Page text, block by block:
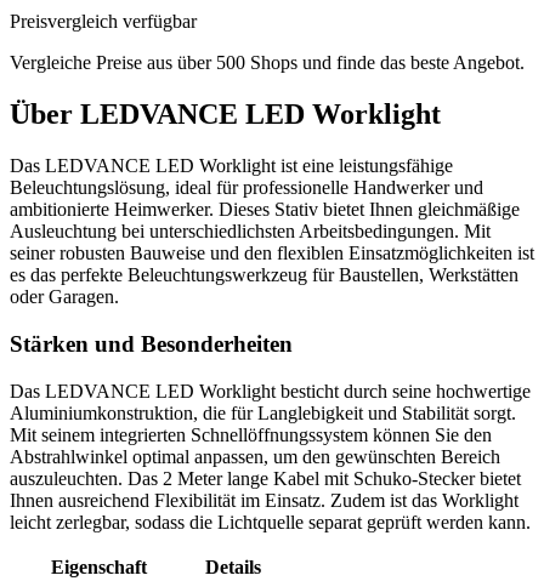
Preisvergleich verfügbar
Vergleiche Preise aus über 500 Shops und finde das beste Angebot.
Über LEDVANCE LED Worklight
Das LEDVANCE LED Worklight ist eine leistungsfähige
Beleuchtungslösung, ideal für professionelle Handwerker und
ambitionierte Heimwerker. Dieses Stativ bietet Ihnen gleichmäßige
Ausleuchtung bei unterschiedlichsten Arbeitsbedingungen. Mit
seiner robusten Bauweise und den flexiblen Einsatzmöglichkeiten ist
es das perfekte Beleuchtungswerkzeug für Baustellen, Werkstätten
oder Garagen.
Stärken und Besonderheiten
Das LEDVANCE LED Worklight besticht durch seine hochwertige
Aluminiumkonstruktion, die für Langlebigkeit und Stabilität sorgt.
Mit seinem integrierten Schnellöffnungssystem können Sie den
Abstrahlwinkel optimal anpassen, um den gewünschten Bereich
auszuleuchten. Das 2 Meter lange Kabel mit Schuko-Stecker bietet
Ihnen ausreichend Flexibilität im Einsatz. Zudem ist das Worklight
leicht zerlegbar, sodass die Lichtquelle separat geprüft werden kann.
Eigenschaft
Details